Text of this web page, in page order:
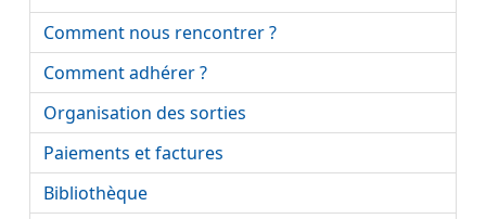
Comment nous rencontrer ?
Comment adhérer ?
Organisation des sorties
Paiements et factures
Bibliothèque